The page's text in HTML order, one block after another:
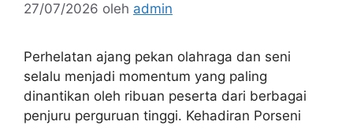
27/07/2026 oleh admin
Perhelatan ajang pekan olahraga dan seni
selalu menjadi momentum yang paling
dinantikan oleh ribuan peserta dari berbagai
penjuru perguruan tinggi. Kehadiran Porseni